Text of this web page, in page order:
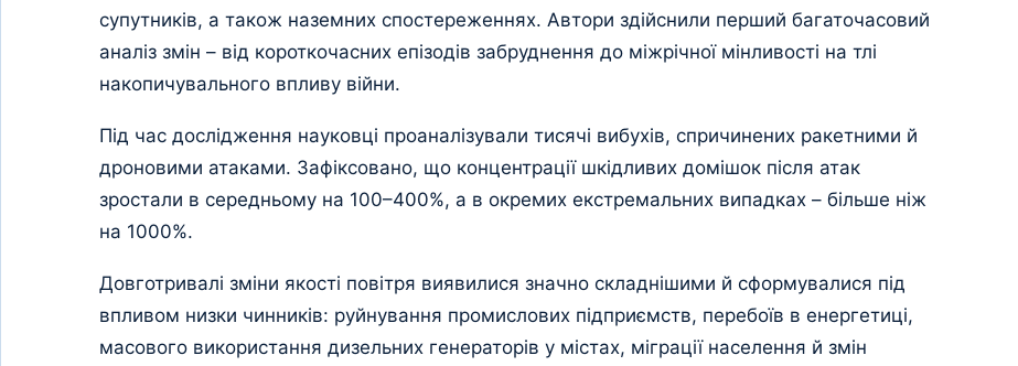
супутників, а також наземних спостереженнях. Автори здійснили перший багаточасовий
аналіз змін – від короткочасних епізодів забруднення до міжрічної мінливості на тлі
накопичувального впливу війни.
Під час дослідження науковці проаналізували тисячі вибухів, спричинених ракетними й
дроновими атаками. Зафіксовано, що концентрації шкідливих домішок після атак
зростали в середньому на 100–400%, а в окремих екстремальних випадках – більше ніж
на 1000%.
Довготривалі зміни якості повітря виявилися значно складнішими й сформувалися під
впливом низки чинників: руйнування промислових підприємств, перебоїв в енергетиці,
масового використання дизельних генераторів у містах, міграції населення й змін